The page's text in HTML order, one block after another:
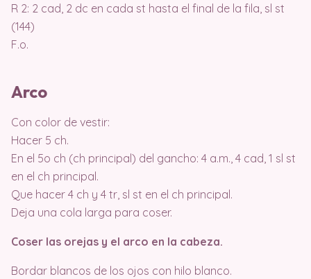
R 2: 2 cad, 2 dc en cada st hasta el final de la fila, sl st
(144)
F.o.
Arco
Con color de vestir:
Hacer 5 ch.
En el 5o ch (ch principal) del gancho: 4 a.m., 4 cad, 1 sl st
en el ch principal.
Que hacer 4 ch y 4 tr, sl st en el ch principal.
Deja una cola larga para coser.
Coser las orejas y el arco en la cabeza.
Bordar blancos de los ojos con hilo blanco.